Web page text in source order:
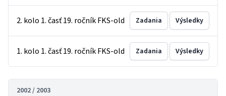
2. kolo 1. časť 19. ročník FKS-old Zadania Výsledky
1. kolo 1. časť 19. ročník FKS-old Zadania Výsledky
2002 / 2003